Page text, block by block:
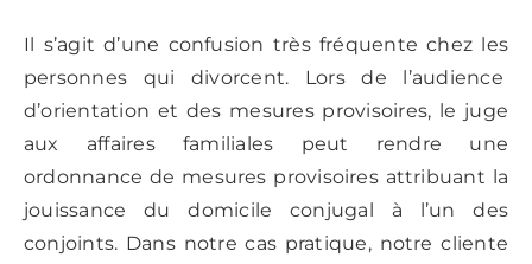
Il s’agit d’une confusion très fréquente chez les
personnes qui divorcent. Lors de l’audience
d’orientation et des mesures provisoires, le juge
aux affaires familiales peut rendre une
ordonnance de mesures provisoires attribuant la
jouissance du domicile conjugal à l’un des
conjoints. Dans notre cas pratique, notre cliente